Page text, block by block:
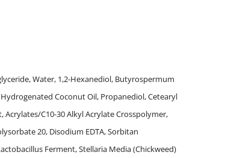
Water, 1,2-Hexanediol, Butyrospermum
Coconut Oil, Propanediol, Cetearyl
C10-30 Alkyl Acrylate Crosspolymer,
20, Disodium EDTA, Sorbitan
Ferment, Stellaria Media (Chickweed)